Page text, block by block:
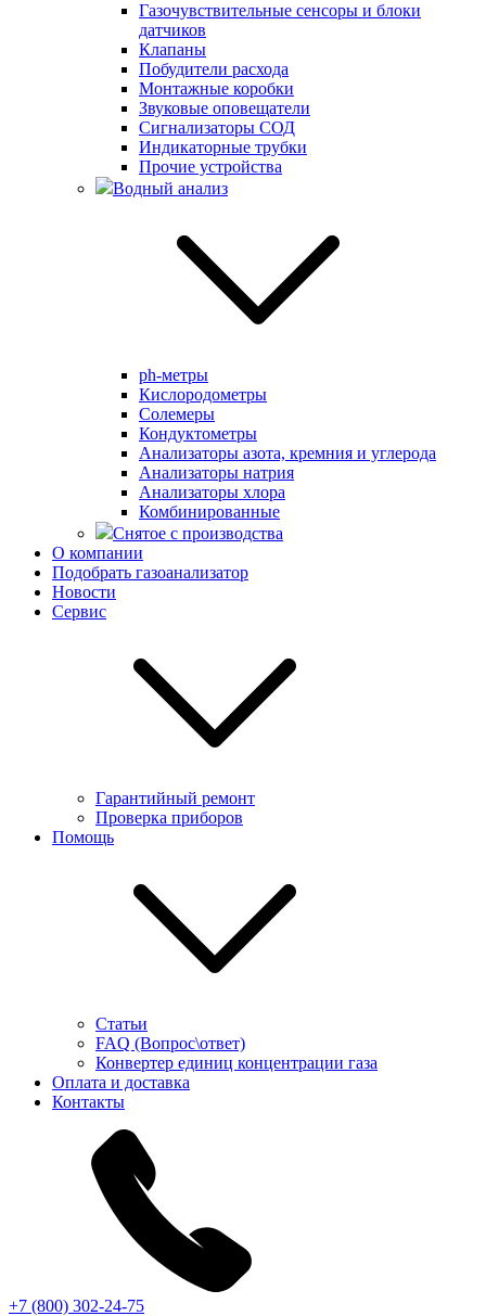
Газочувствительные сенсоры и блоки
датчиков
Клапаны
Побудители расхода
Монтажные коробки
Звуковые оповещатели
Сигнализаторы СОД
Индикаторные трубки
Прочие устройства
Водный анализ
ph-метры
Кислородометры
Солемеры
Кондуктометры
Анализаторы азота, кремния и углерода
Анализаторы натрия
Анализаторы хлора
Комбинированные
Снятое с производства
О компании
Подобрать газоанализатор
Новости
Сервис
Гарантийный ремонт
Проверка приборов
Помощь
Статьи
FAQ (Вопрос\ответ)
Конвертер единиц концентрации газа
Оплата и доставка
Контакты
+7 (800) 302-24-75